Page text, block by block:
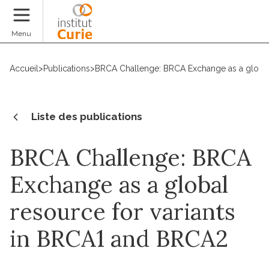
Menu
Accueil >Publications>BRCA Challenge: BRCA Exchange as a
Liste des publications
BRCA Challenge: BRCA
Exchange as a global
resource for variants
in BRCA1 and BRCA2